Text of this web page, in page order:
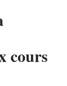
cours